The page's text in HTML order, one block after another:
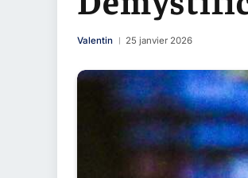
Valentin 25 janvier 2026